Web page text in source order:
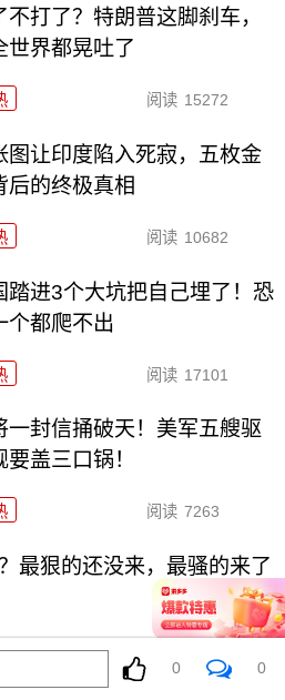
不打了？特朗普这脚刹车，
世界都晃吐了
阅读 15272
图让印度陷入死寂，五枚金
后的终极真相
阅读 10682
踏进3个大坑把自己埋了！恐
个都爬不出
阅读 17101
一封信捅破天！美军五艘驱
要盖三口锅！
阅读 7263
最狠的还没来，最骚的来了
0 0